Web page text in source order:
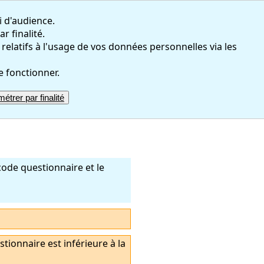
finalité.
à l'usage de vos données personnelles via les
fonctionner.
par finalité
questionnaire et le
est inférieure à la